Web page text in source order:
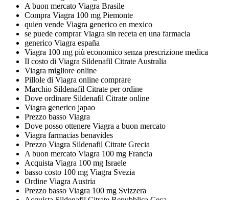
A buon mercato Viagra Brasile
Compra Viagra 100 mg Piemonte
quien vende Viagra generico en mexico
se puede comprar Viagra sin receta en una farmacia
generico Viagra españa
Viagra 100 mg più economico senza prescrizione medica
Il costo di Viagra Sildenafil Citrate Australia
Viagra migliore online
Pillole di Viagra online comprare
Marchio Sildenafil Citrate per ordine
Dove ordinare Sildenafil Citrate online
Viagra generico japao
Prezzo basso Viagra
Dove posso ottenere Viagra a buon mercato
Viagra farmacias benavides
Prezzo Viagra Sildenafil Citrate Grecia
A buon mercato Viagra 100 mg Francia
Acquista Viagra 100 mg Israele
basso costo 100 mg Viagra Svezia
Ordine Viagra Austria
Prezzo basso Viagra 100 mg Svizzera